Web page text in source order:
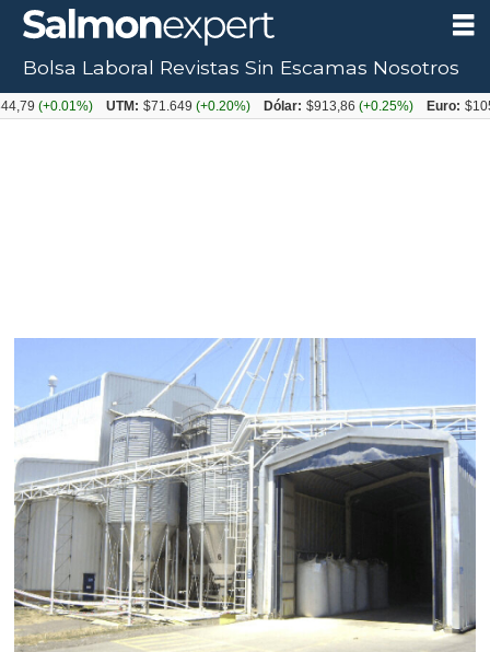
Bolsa Laboral Revistas Sin Escamas Nosotros
UTM: $71.649(+0.20%) Dólar: $913,86(+0.25%) Euro: $1053,08